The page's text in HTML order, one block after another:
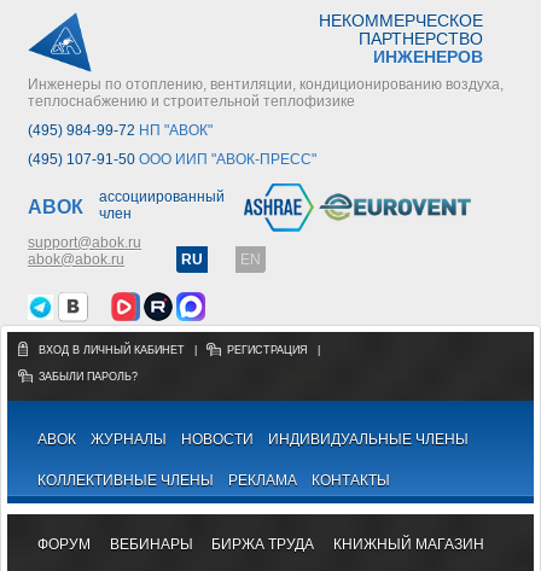
НЕКОММЕРЧЕСКОЕ
ПАРТНЕРСТВО
ИНЖЕНЕРОВ
Инженеры по отоплению, вентиляции, кондиционированию воздуха,
теплоснабжению и строительной теплофизике
(495) 984-99-72 НП "АВОК"
(495) 107-91-50 ООО ИИП "АВОК-ПРЕСС"
АВОК
ассоциированный
член
support@abok.ru
abok@abok.ru
RU EN
ВХОД В ЛИЧНЫЙ КАБИНЕТ РЕГИСТРАЦИЯ
ЗАБЫЛИ ПАРОЛЬ?
АВОК ЖУРНАЛЫ НОВОСТИ ИНДИВИДУАЛЬНЫЕ ЧЛЕНЫ
КОЛЛЕКТИВНЫЕ ЧЛЕНЫ РЕКЛАМА КОНТАКТЫ
ФОРУМ ВЕБИНАРЫ БИРЖА ТРУДА КНИЖНЫЙ МАГАЗИН